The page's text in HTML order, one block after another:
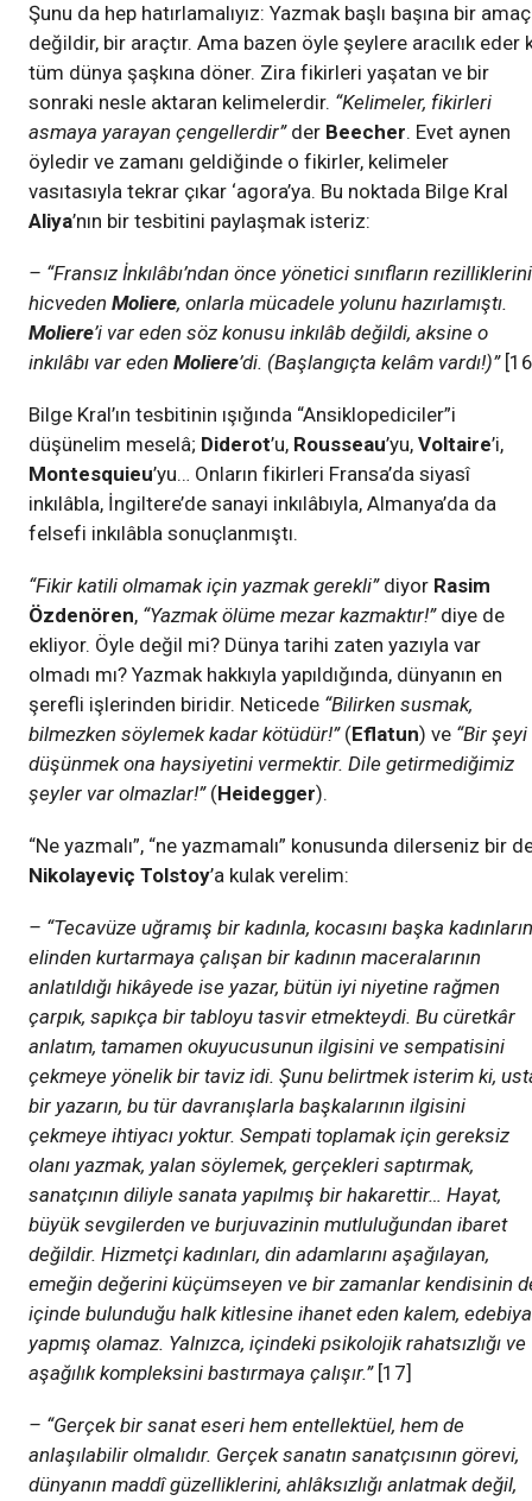
Şunu da hep hatırlamalıyız: Yazmak başlı başına bir amaç
değildir, bir araçtır. Ama bazen öyle şeylere aracılık eder
tüm dünya şaşkına döner. Zira fikirleri yaşatan ve bir
sonraki nesle aktaran kelimelerdir. “Kelimeler, fikirleri
asmaya yarayan çengellerdir”der Beecher. Evet aynen
öyledir ve zamanı geldiğinde o fikirler, kelimeler
vasıtasıyla tekrar çıkar ‘agora’ya. Bu noktada Bilge Kral
Aliya’nın bir tesbitini paylaşmak isteriz:
– “Fransız İnkılâbı’ndan önce yönetici sınıfların rezilliklerini
hicveden Moliere, onlarla mücadele yolunu hazırlamıştı.
Moliere’i var eden söz konusu inkılâb değildi, aksine o
inkılâbı var eden Moliere’di. (Başlangıçta kelâm vardı!)”
Bilge Kral’ın tesbitinin ışığında “Ansiklopediciler”i
düşünelim meselâ; Diderot’u, Rousseau’yu, Voltaire’i,
Montesquieu’yu… Onların fikirleri Fransa’da siyasî
inkılâbla, İngiltere’de sanayi inkılâbıyla, Almanya’da da
felsefi inkılâbla sonuçlanmıştı.
“Fikir katili olmamak için yazmak gerekli”diyor Rasim
Özdenören, “Yazmak ölüme mezar kazmaktır!”diye de
ekliyor. Öyle değil mi? Dünya tarihi zaten yazıyla var
olmadı mı? Yazmak hakkıyla yapıldığında, dünyanın en
şerefli işlerinden biridir. Neticede “Bilirken susmak,
bilmezken söylemek kadar kötüdür!” (Eflatun) ve “Bir şeyi
düşünmek ona haysiyetini vermektir. Dile getirmediğimiz
şeyler var olmazlar!”(Heidegger).
“Ne yazmalı”, “ne yazmamalı” konusunda dilerseniz bir
Nikolayeviç Tolstoy’a kulak verelim:
– “Tecavüze uğramış bir kadınla, kocasını başka kadınların
elinden kurtarmaya çalışan bir kadının maceralarının
anlatıldığı hikâyede ise yazar, bütün iyi niyetine rağmen
çarpık, sapıkça bir tabloyu tasvir etmekteydi. Bu cüretkâr
anlatım, tamamen okuyucusunun ilgisini ve sempatisini
çekmeye yönelik bir taviz idi. Şunu belirtmek isterim ki,
bir yazarın, bu tür davranışlarla başkalarının ilgisini
çekmeye ihtiyacı yoktur. Sempati toplamak için gereksiz
olanı yazmak, yalan söylemek, gerçekleri saptırmak,
sanatçının diliyle sanata yapılmış bir hakarettir… Hayat,
büyük sevgilerden ve burjuvazinin mutluluğundan ibaret
değildir. Hizmetçi kadınları, din adamlarını aşağılayan,
emeğin değerini küçümseyen ve bir zamanlar kendisinin
içinde bulunduğu halk kitlesine ihanet eden kalem,
yapmış olamaz. Yalnızca, içindeki psikolojik rahatsızlığı ve
aşağılık kompleksini bastırmaya çalışır.”[17]
– “Gerçek bir sanat eseri hem entellektüel, hem de
anlaşılabilir olmalıdır. Gerçek sanatın sanatçısının görevi,
dünyanın maddî güzelliklerini, ahlâksızlığı anlatmak değil,